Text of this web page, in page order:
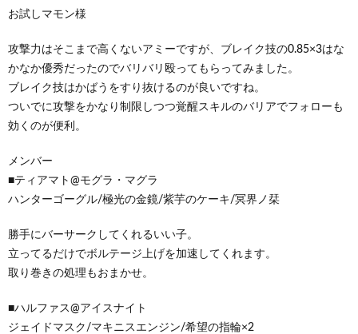
お試しマモン様
攻撃力はそこまで高くないアミーですが、ブレイク技の0.85×3はな
かなか優秀だったのでバリバリ殴ってもらってみました。
ブレイク技はかばうをすり抜けるのが良いですね。
ついでに攻撃をかなり制限しつつ覚醒スキルのバリアでフォローも
効くのが便利。
メンバー
■ティアマト@モグラ・マグラ
ハンターゴーグル/極光の金鏡/紫芋のケーキ/冥界ノ栞
勝手にバーサークしてくれるいい子。
立ってるだけでボルテージ上げを加速してくれます。
取り巻きの処理もおまかせ。
■ハルファス@アイスナイト
ジェイドマスク/マキニスエンジン/希望の指輪×2